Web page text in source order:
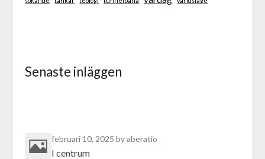
Senaste inläggen
februari 10, 2025by aberatio
I centrum